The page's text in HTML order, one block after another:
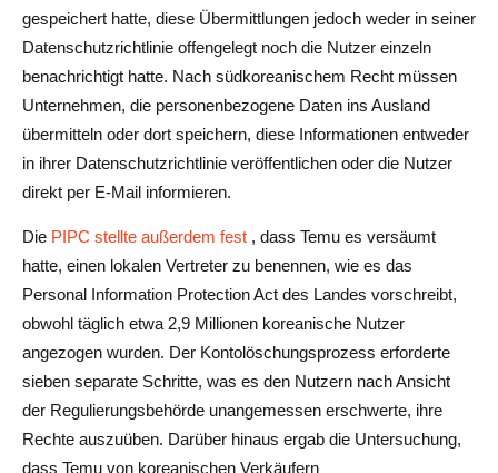
gespeichert hatte, diese Übermittlungen jedoch weder in seiner
Datenschutzrichtlinie offengelegt noch die Nutzer einzeln
benachrichtigt hatte. Nach südkoreanischem Recht müssen
Unternehmen, die personenbezogene Daten ins Ausland
übermitteln oder dort speichern, diese Informationen entweder
in ihrer Datenschutzrichtlinie veröffentlichen oder die Nutzer
direkt per E-Mail informieren.
Die PIPC stellte außerdem fest , dass Temu es versäumt
hatte, einen lokalen Vertreter zu benennen, wie es das
Personal Information Protection Act des Landes vorschreibt,
obwohl täglich etwa 2,9 Millionen koreanische Nutzer
angezogen wurden. Der Kontolöschungsprozess erforderte
sieben separate Schritte, was es den Nutzern nach Ansicht
der Regulierungsbehörde unangemessen erschwerte, ihre
Rechte auszuüben. Darüber hinaus ergab die Untersuchung,
dass Temu von koreanischen Verkäufern